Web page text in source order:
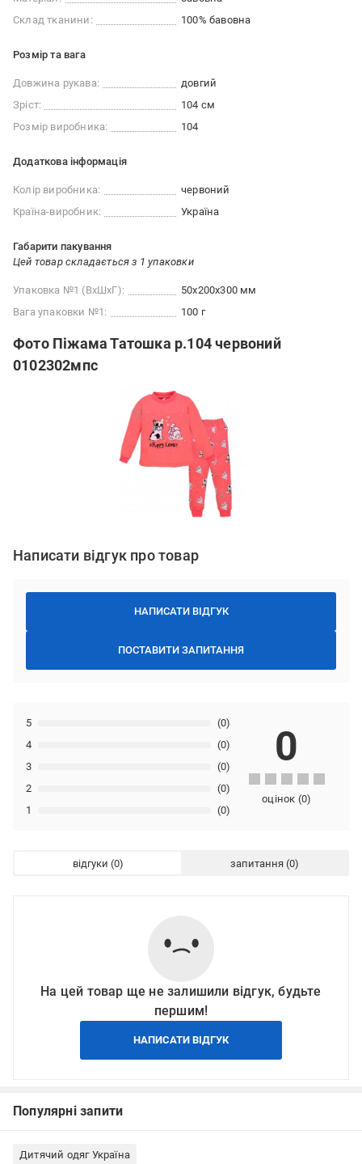
Склад тканини:
100% бавовна
Розмір та вага
Довжина рукава:
довгий
Зріст:
104 см
Розмір виробника:
104
Додаткова інформація
Колір виробника:
червоний
Країна-виробник:
Україна
Габарити пакування
Цей товар складається з 1 упаковки
Упаковка №1 (ВхШхГ):
50x200x300 мм
Вага упаковки №1:
100 г
Фото Піжама Татошка р.104 червоний
0102302мпс
Написати відгук про товар
НАПИСАТИ ВІДГУК
ПОСТАВИТИ ЗАПИТАННЯ
1 (0)
2 (0)
3 (0)
4 (0)
5 (0)
0
оцінок (0)
відгуки запитання
На цей товар ще не залишили відгук, будьте
першим!
НАПИСАТИ ВІДГУК
Популярні запити
Дитячий одяг Україна